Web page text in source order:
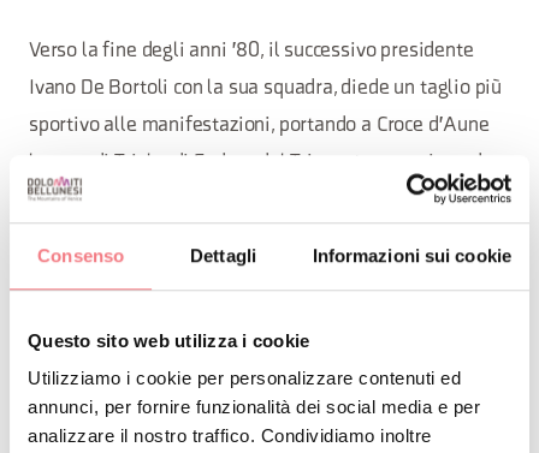
Consenso Dettagli Informazioni sui cookie
Questo sito web utilizza i cookie
Utilizziamo i cookie per personalizzare contenuti ed
annunci, per fornire funzionalità dei social media e per
analizzare il nostro traffico. Condividiamo inoltre
Verso la fine degli anni '80, il successivo presidente
Ivano De Bortoli con la sua squadra, diede un taglio più
sportivo alle manifestazioni, portando a Croce d'Aune
le gare di Trial e di Enduro del Triveneto, organizzando
inoltre una suggestiva corsa di fuoristrada in notturna
1 primi anni '90 furono ricchi di altre importanti
iniziative quali l'organizzazione di concorsi fotografici,
la partecipazione della Pro loco Sovramonte al percorso